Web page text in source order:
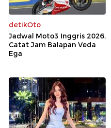
detikOto
Jadwal Moto3 Inggris 2026,
Catat Jam Balapan Veda
Ega